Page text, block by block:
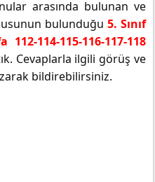
arasında bulunan ve
bulunduğu 5. Sınıf
114-115-116-117-118
Cevaplarla ilgili görüş ve
bildirebilirsiniz.